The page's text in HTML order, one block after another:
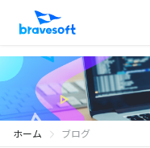
ホーム ブログ